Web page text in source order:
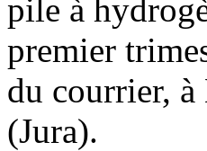
pile à
premier
du courrier,
(Jura).